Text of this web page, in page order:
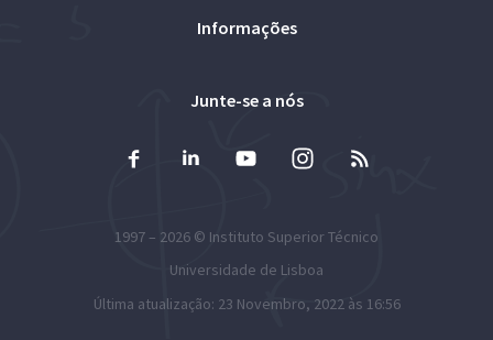
Informações
Junte-se a nós
1997 – 2026 © Instituto Superior Técnico
Universidade de Lisboa
Última atualização: 23 Novembro, 2022 às 16:56